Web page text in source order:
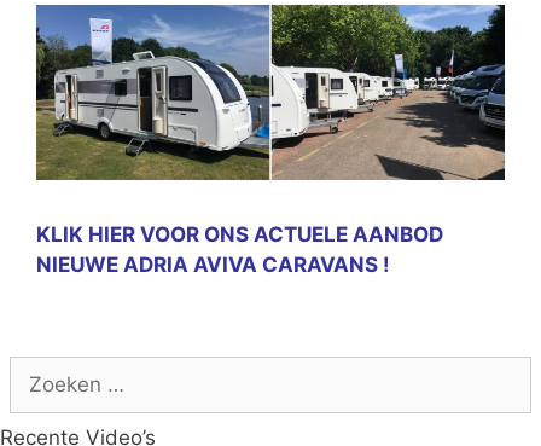
KLIK HIER VOOR ONS ACTUELE AANBOD
NIEUWE ADRIA AVIVA CARAVANS !
Zoek
Recente Video’s